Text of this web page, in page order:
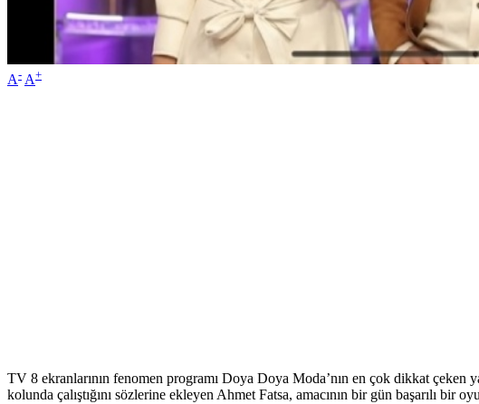
A- A+
TV 8 ekranlarının fenomen programı Doya Doya Moda’nın en çok dikkat çeken
kolunda çalıştığını sözlerine ekleyen Ahmet Fatsa, amacının bir gün başarılı bir